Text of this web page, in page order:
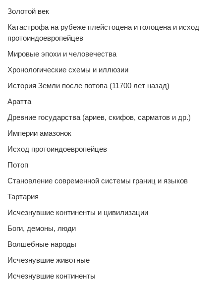
Золотой век
Катастрофа на рубеже плейстоцена и голоцена и исход
протоиндоевропейцев
Мировые эпохи и человечества
Хронологические схемы и иллюзии
История Земли после потопа (11700 лет назад)
Аратта
Древние государства (ариев, скифов, сарматов и др.)
Империи амазонок
Исход протоиндоевропейцев
Потоп
Становление современной системы границ и языков
Тартария
Исчезнувшие континенты и цивилизации
Боги, демоны, люди
Волшебные народы
Исчезнувшие животные
Исчезнувшие континенты